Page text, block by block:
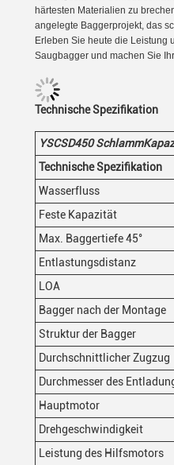
härtesten Materialien zu
angelegte Baggerprojekt, das
Erleben Sie heute die Leistung
Saugbagger und machen Sie
Technische Spezifikation
YSCSD450 Schlamm
Technische Spezifikation
Wasserfluss
Feste Kapazität
Max. Baggertiefe 45°
Entlastungsdistanz
LOA
Bagger nach der Montage
Struktur der Bagger
Durchschnittlicher Zugzug
Durchmesser des
Hauptmotor
Drehgeschwindigkeit
Leistung des Hilfsmotors